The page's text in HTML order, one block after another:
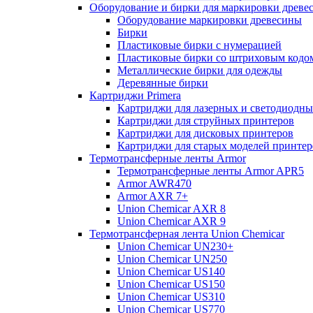
Оборудование и бирки для маркировки
Оборудование маркировки древесины
Бирки
Пластиковые бирки с нумерацией
Пластиковые бирки со штриховым
Металлические бирки для одежды
Деревянные бирки
Картриджи Primera
Картриджи для лазерных и
Картриджи для струйных принтеров
Картриджи для дисковых принтеров
Картриджи для старых моделей
Термотрансферные ленты Armor
Термотрансферные ленты Armor APR5
Armor AWR470
Armor AXR 7+
Union Chemicar AXR 8
Union Chemicar AXR 9
Термотрансферная лента Union Chemicar
Union Chemicar UN230+
Union Chemicar UN250
Union Chemicar US140
Union Chemicar US150
Union Chemicar US310
Union Chemicar US770